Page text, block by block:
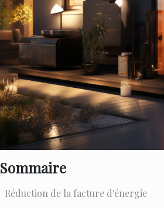
Sommaire
Réduction de la facture d'énergie